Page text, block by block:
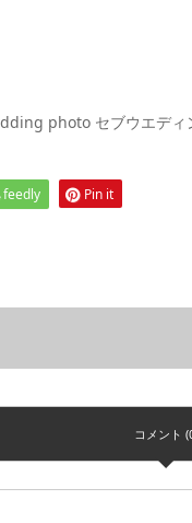
photo セブウエデ
feedly Pin it
コメント